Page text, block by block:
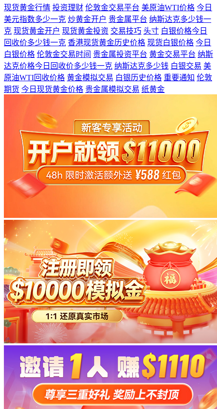
现货黄金行情 投资理财 伦敦金交易平台 美原油WTI价格 今日
美元指数多少一克 炒黄金开户 贵金属平台 纳斯达克多少钱一
克 现货黄金开户 现货黄金投资 交易技巧 头寸 白银价格今日
回收价多少钱一克 香港现货黄金历史价格 现货白银价格 今日
白银价格 伦敦金交易时间 贵金属投资平台 黄金交易平台 纳斯
达克价格今日回收价多少钱一克 纳斯达克多少钱 白银交易 美
原油WTI回收价格 黄金模拟交易 白银历史价格 重要通知 伦敦
期货 今日现货黄金价格 贵金属模拟交易 纸黄金